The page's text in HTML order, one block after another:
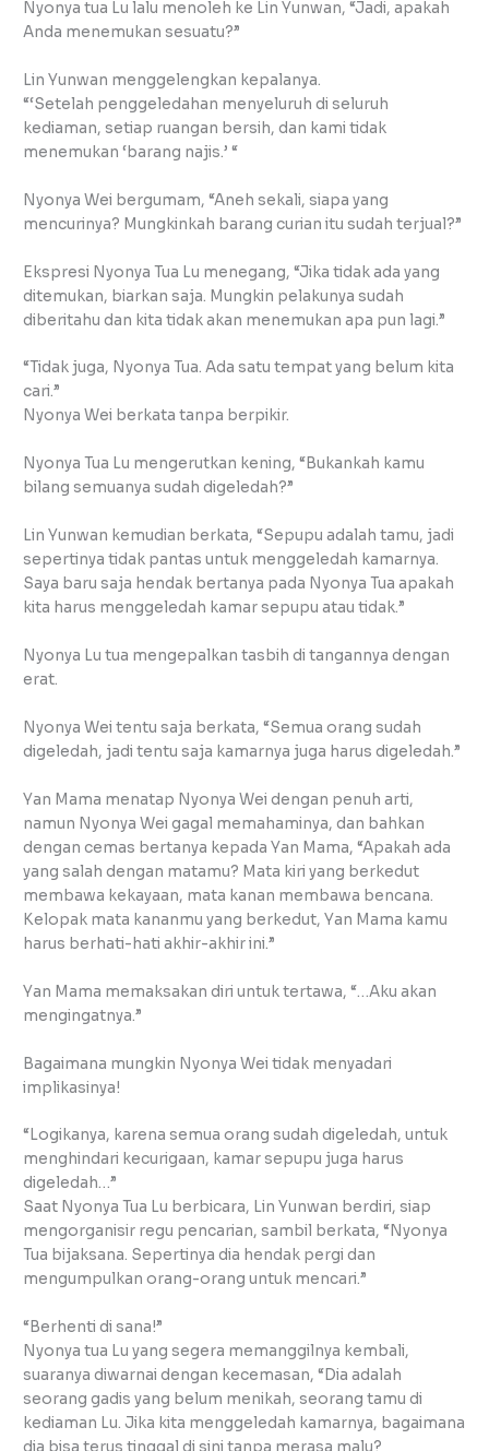
Nyonya tua Lu lalu menoleh ke Lin Yunwan, “Jadi, apakah
Anda menemukan sesuatu?”
Lin Yunwan menggelengkan kepalanya.
“‘Setelah penggeledahan menyeluruh di seluruh
kediaman, setiap ruangan bersih, dan kami tidak
menemukan ‘barang najis.’ “
Nyonya Wei bergumam, “Aneh sekali, siapa yang
mencurinya? Mungkinkah barang curian itu sudah terjual?”
Ekspresi Nyonya Tua Lu menegang, “Jika tidak ada yang
ditemukan, biarkan saja. Mungkin pelakunya sudah
diberitahu dan kita tidak akan menemukan apa pun lagi.”
“Tidak juga, Nyonya Tua. Ada satu tempat yang belum kita
cari.”
Nyonya Wei berkata tanpa berpikir.
Nyonya Tua Lu mengerutkan kening, “Bukankah kamu
bilang semuanya sudah digeledah?”
Lin Yunwan kemudian berkata, “Sepupu adalah tamu, jadi
sepertinya tidak pantas untuk menggeledah kamarnya.
Saya baru saja hendak bertanya pada Nyonya Tua apakah
kita harus menggeledah kamar sepupu atau tidak.”
Nyonya Lu tua mengepalkan tasbih di tangannya dengan
erat.
Nyonya Wei tentu saja berkata, “Semua orang sudah
digeledah, jadi tentu saja kamarnya juga harus digeledah.”
Yan Mama menatap Nyonya Wei dengan penuh arti,
namun Nyonya Wei gagal memahaminya, dan bahkan
dengan cemas bertanya kepada Yan Mama, “Apakah ada
yang salah dengan matamu? Mata kiri yang berkedut
membawa kekayaan, mata kanan membawa bencana.
Kelopak mata kananmu yang berkedut, Yan Mama kamu
harus berhati-hati akhir-akhir ini.”
Yan Mama memaksakan diri untuk tertawa, “…Aku akan
mengingatnya.”
Bagaimana mungkin Nyonya Wei tidak menyadari
implikasinya!
“Logikanya, karena semua orang sudah digeledah, untuk
menghindari kecurigaan, kamar sepupu juga harus
digeledah…”
Saat Nyonya Tua Lu berbicara, Lin Yunwan berdiri, siap
mengorganisir regu pencarian, sambil berkata, “Nyonya
Tua bijaksana. Sepertinya dia hendak pergi dan
mengumpulkan orang-orang untuk mencari.”
“Berhenti di sana!”
Nyonya tua Lu yang segera memanggilnya kembali,
suaranya diwarnai dengan kecemasan, “Dia adalah
seorang gadis yang belum menikah, seorang tamu di
kediaman Lu. Jika kita menggeledah kamarnya, bagaimana